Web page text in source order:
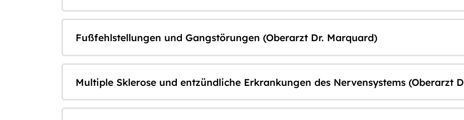
Fußfehlstellungen und Gangstörungen (Oberarzt Dr. Marquard)
Multiple Sklerose und entzündliche Erkrankungen des Nervensystems (Oberarzt